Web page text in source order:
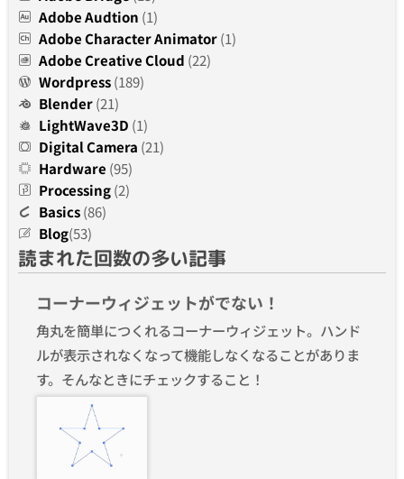
Adobe Audtion (1)
Adobe Character Animator(1)
Adobe Creative Cloud (22)
Wordpress(189)
Blender(21)
LightWave3D (1)
Digital Camera (21)
Hardware (95)
Processing(2)
Basics(86)
Blog(53)
読まれた回数の多い記事
コーナーウィジェットがでない！
角丸を簡単につくれるコーナーウィジェット。ハンド
ルが表示されなくなって機能しなくなることがありま
す。そんなときにチェックすること！